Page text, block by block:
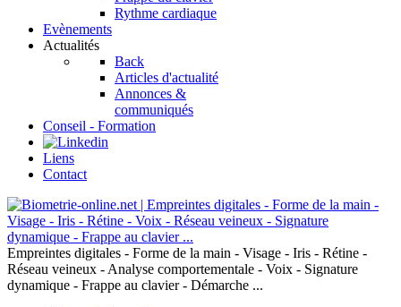
Rythme cardiaque
Evènements
Actualités
Back
Articles d'actualité
Annonces &
communiqués
Conseil - Formation
Liens
Contact
Empreintes digitales - Forme de la main - Visage - Iris - Rétine -
Réseau veineux - Analyse comportementale - Voix - Signature
dynamique - Frappe au clavier - Démarche ...